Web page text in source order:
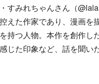
すみれちゃんさん（
えた作家であり、漫画を
持つ人物。本作を創作し
じた印象など、話を聞い